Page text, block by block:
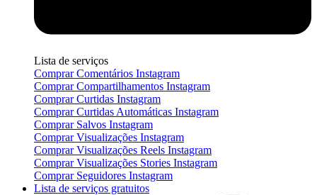
Lista de serviços
Comprar Comentários Instagram
Comprar Compartilhamentos Instagram
Comprar Curtidas Instagram
Comprar Curtidas Automáticas Instagram
Comprar Salvos Instagram
Comprar Visualizações Instagram
Comprar Visualizações Reels Instagram
Comprar Visualizações Stories Instagram
Comprar Seguidores Instagram
Lista de serviços gratuitos